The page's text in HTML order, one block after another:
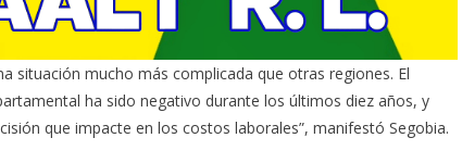
situación mucho más complicada que otras regiones. El
ha sido negativo durante los últimos diez años, y
que impacte en los costos laborales”, manifestó Segobia.